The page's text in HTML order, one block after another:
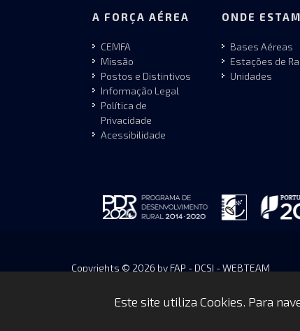
A FORÇA AÉREA
CEMFA
Missão
Postos e Distintivos
Informação Legal
Política de
Privacidade
Acessibilidade
ONDE
Bases Aéreas
Estações de
Unidades
Copyrights © 2026 by FAP - DCSI - WEBTEAM
Este site utiliza Cookies. Para